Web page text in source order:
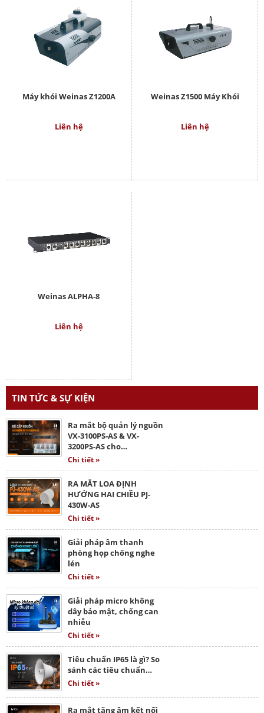
Máy khói Weinas Z1200A
Liên hệ
Weinas Z1500 Máy Khói
Liên hệ
Weinas ALPHA-8
Liên hệ
TIN TỨC & SỰ KIỆN
Ra mắt bộ quản lý nguồn
VX-3100PS-AS & VX-
3200PS-AS cho…
Chi tiết »
RA MẮT LOA ĐỊNH
HƯỚNG HAI CHIỀU PJ-
430W-AS
Chi tiết »
Giải pháp âm thanh
phòng họp chống nghe
lén
Chi tiết »
Giải pháp micro không
dây bảo mật, chống can
nhiễu
Chi tiết »
Tiêu chuẩn IP65 là gì? So
sánh các tiêu chuẩn…
Chi tiết »
Ra mắt tăng âm kết nối